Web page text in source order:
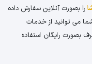
را بصورت آنلاین سفارش داده
می توانید از خدمات
رایگان استفاده